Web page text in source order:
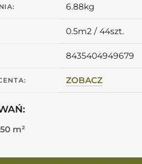
6.88kg
0.5m2 / 44szt.
8435404949679
ZOBACZ
Viridian 5X25
m²